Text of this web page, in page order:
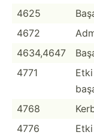
4625
4672
4634,4647
4771
4768
4776
Etki